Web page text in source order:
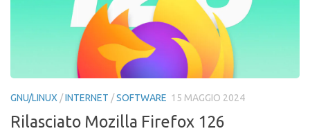
GNU/LINUX /INTERNET /SOFTWARE 15 MAGGIO 2024
Rilasciato Mozilla Firefox 126